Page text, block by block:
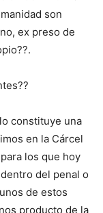
son
ex preso de
constituye una
en la Cárcel
los que hoy
del penal o
de estos
producto de la